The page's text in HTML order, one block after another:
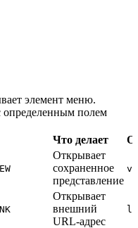
элемент меню.
определенным полем
Что делает
Открывает
сохраненное
представление
Открывает
внешний
URL-адрес